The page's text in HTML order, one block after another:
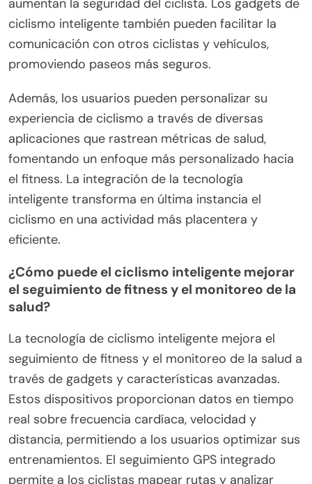
comodidad. Estas tecnologías proporcionan datos
en tiempo real sobre velocidad, distancia y
navegación, mejorando la eficiencia general del
ciclismo.
Además, características como alertas de
seguridad integradas y sistemas de seguimiento
aumentan la seguridad del ciclista. Los gadgets de
ciclismo inteligente también pueden facilitar la
comunicación con otros ciclistas y vehículos,
promoviendo paseos más seguros.
Además, los usuarios pueden personalizar su
aplicaciones que rastrean métricas de salud,
fomentando un enfoque más personalizado hacia
inteligente transforma en última instancia el
ciclismo en una actividad más placentera y
eficiente.
¿Cómo puede el ciclismo inteligente mejorar
el seguimiento de fitness y el monitoreo de la
salud?
La tecnología de ciclismo inteligente mejora el